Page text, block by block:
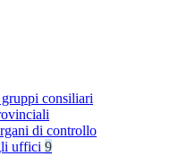
consiliari
di controllo
uffici 9